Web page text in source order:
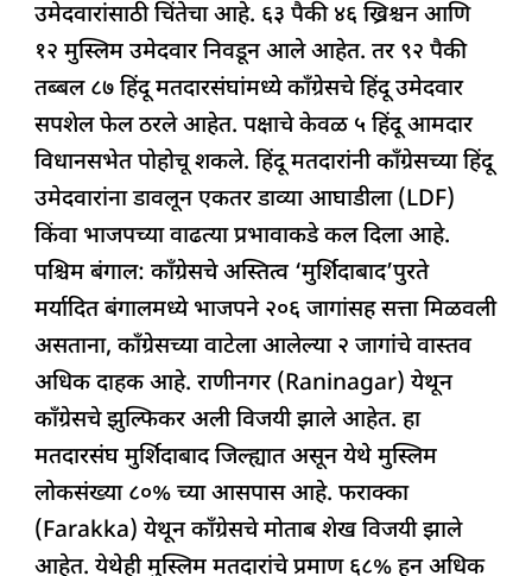
उमेदवारांसाठी चिंतेचा आहे. ६३ पैकी ४६ ख्रिश्चन आणि
१२ मुस्लिम उमेदवार निवडून आले आहेत. तर ९२ पैकी
तब्बल ८७ हिंदू मतदारसंघांमध्ये काँग्रेसचे हिंदू उमेदवार
सपशेल फेल ठरले आहेत. पक्षाचे केवळ ५ हिंदू आमदार
विधानसभेत पोहोचू शकले. हिंदू मतदारांनी काँग्रेसच्या हिंदू
उमेदवारांना डावलून एकतर डाव्या आघाडीला (LDF)
किंवा भाजपच्या वाढत्या प्रभावाकडे कल दिला आहे.
पश्चिम बंगाल: काँग्रेसचे अस्तित्व ‘मुर्शिदाबाद’पुरते
मर्यादित बंगालमध्ये भाजपने २०६ जागांसह सत्ता मिळवली
असताना, काँग्रेसच्या वाटेला आलेल्या २ जागांचे वास्तव
अधिक दाहक आहे. राणीनगर (Raninagar) येथून
काँग्रेसचे झुल्फिकर अली विजयी झाले आहेत. हा
मतदारसंघ मुर्शिदाबाद जिल्ह्यात असून येथे मुस्लिम
लोकसंख्या ८०% च्या आसपास आहे. फराक्का
(Farakka) येथून काँग्रेसचे मोताब शेख विजयी झाले
आहेत. येथेही मुस्लिम मतदारांचे प्रमाण ६८% हून अधिक